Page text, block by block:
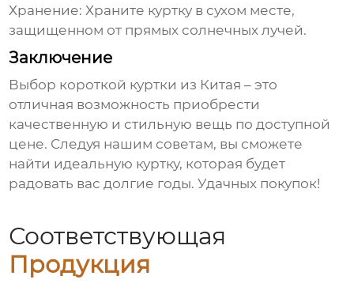
Хранение: Храните куртку в сухом месте,
защищенном от прямых солнечных лучей.
Заключение
Выбор короткой куртки из Китая – это
отличная возможность приобрести
качественную и стильную вещь по доступной
цене. Следуя нашим советам, вы сможете
найти идеальную куртку, которая будет
радовать вас долгие годы. Удачных покупок!
Соответствующая
Продукция